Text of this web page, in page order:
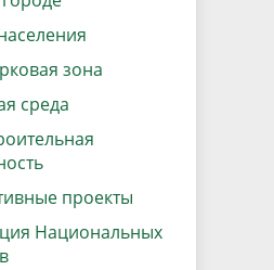
зона
среда
проекты
Национальных